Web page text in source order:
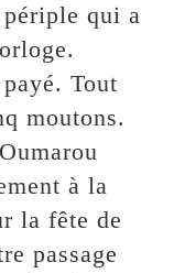
qui a
Tout
moutons.
à la
la fête de
passage